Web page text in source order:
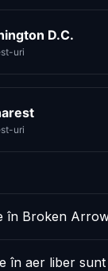
D.C.
uri
uri
în Broken
în aer liber